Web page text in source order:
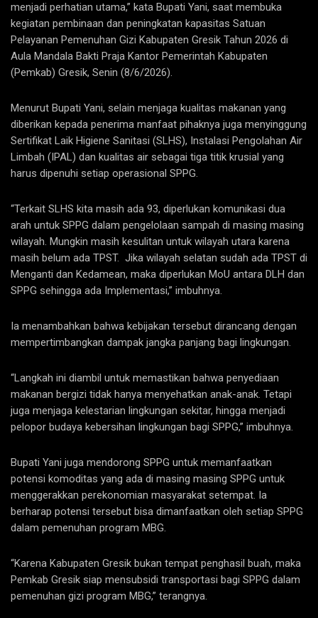
menjadi perhatian utama,” kata Bupati Yani, saat membuka
kegiatan pembinaan dan peningkatan kapasitas Satuan
Pelayanan Pemenuhan Gizi Kabupaten Gresik Tahun 2026 di
Aula Mandala Bakti Praja Kantor Pemerintah Kabupaten
(Pemkab) Gresik, Senin (8/6/2026).
Menurut Bupati Yani, selain menjaga kualitas makanan yang
diberikan kepada penerima manfaat pihaknya juga menyinggung
Sertifikat Laik Higiene Sanitasi (SLHS), Instalasi Pengolahan Air
Limbah (IPAL) dan kualitas air sebagai tiga titik krusial yang
harus dipenuhi setiap operasional SPPG.
“Terkait SLHS kita masih ada 93, diperlukan komunikasi dua
arah untuk SPPG dalam pengelolaan sampah di masing masing
wilayah. Mungkin masih kesulitan untuk wilayah utara karena
masih belum ada TPST. Jika wilayah selatan sudah ada TPST di
Menganti dan Kedamean, maka diperlukan MoU antara DLH dan
SPPG sehingga ada Implementasi,” imbuhnya.
Ia menambahkan bahwa kebijakan tersebut dirancang dengan
mempertimbangkan dampak jangka panjang bagi lingkungan.
“Langkah ini diambil untuk memastikan bahwa penyediaan
makanan bergizi tidak hanya menyehatkan anak-anak. Tetapi
juga menjaga kelestarian lingkungan sekitar, hingga menjadi
pelopor budaya kebersihan lingkungan bagi SPPG,” imbuhnya.
Bupati Yani juga mendorong SPPG untuk memanfaatkan
potensi komoditas yang ada di masing masing SPPG untuk
menggerakkan perekonomian masyarakat setempat. Ia
berharap potensi tersebut bisa dimanfaatkan oleh setiap SPPG
dalam pemenuhan program MBG.
“Karena Kabupaten Gresik bukan tempat penghasil buah, maka
Pemkab Gresik siap mensubsidi transportasi bagi SPPG dalam
pemenuhan gizi program MBG,” terangnya.